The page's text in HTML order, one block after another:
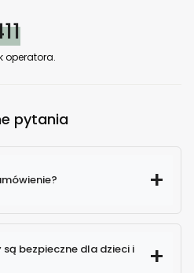
operatora.
pytania
bezpieczne dla dzieci i